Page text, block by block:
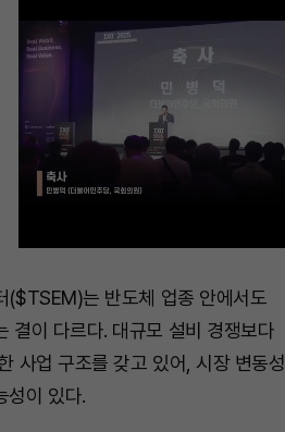
M
u
($TSEM)는 반도체 업종 안에서도
결이 다르다. 대규모 설비 경쟁보다
사업 구조를 갖고 있어, 시장 변동성
성이 있다.